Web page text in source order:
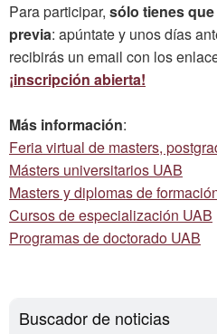
Para participar, sólo tienes
previa: apúntate y unos días
recibirás un email con los
¡inscripción abierta!
Más información:
Feria virtual de masters,
Másters universitarios UAB
Masters y diplomas de
Cursos de especialización UAB
Programas de doctorado UAB
Buscador de noticias